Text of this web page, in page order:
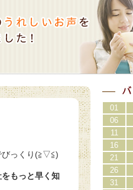
びっくり(≧▽≦)
もっと早く知
01
06
11
16
21
26
31